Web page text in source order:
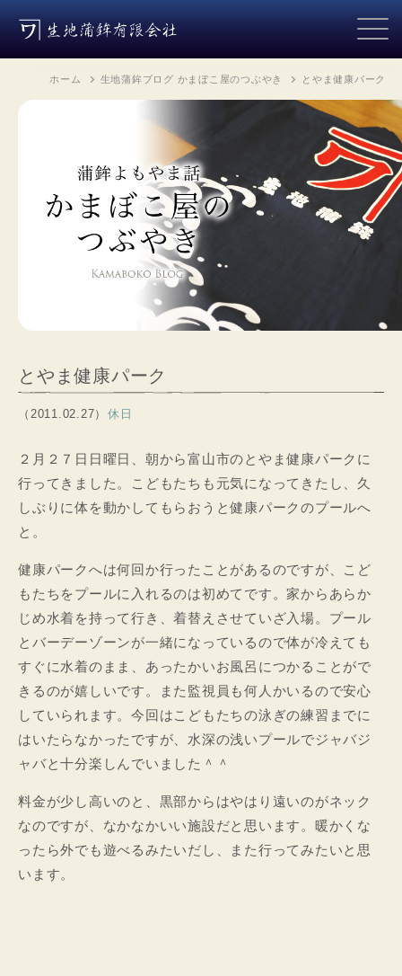
ホーム 生地蒲鉾ブログ かまぼこ屋のつぶやき とやま健康パーク
とやま健康パーク
（2011.02.27） 休日
２月２７日日曜日、朝から富山市のとやま健康パークに
行ってきました。こどもたちも元気になってきたし、久
しぶりに体を動かしてもらおうと健康パークのプールへ
と。
健康パークへは何回か行ったことがあるのですが、こど
もたちをプールに入れるのは初めてです。家からあらか
じめ水着を持って行き、着替えさせていざ入場。プール
とバーデーゾーンが一緒になっているので体が冷えても
すぐに水着のまま、あったかいお風呂につかることがで
きるのが嬉しいです。また監視員も何人かいるので安心
していられます。今回はこどもたちの泳ぎの練習までに
はいたらなかったですが、水深の浅いプールでジャバジ
ャバと十分楽しんでいました＾＾
料金が少し高いのと、黒部からはやはり遠いのがネック
なのですが、なかなかいい施設だと思います。暖かくな
ったら外でも遊べるみたいだし、また行ってみたいと思
います。